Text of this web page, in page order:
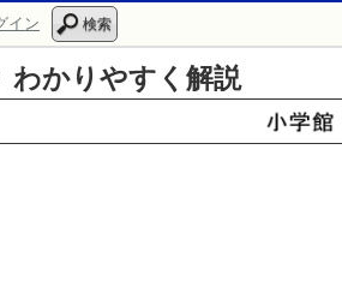
イン 検索
わかりやすく解説